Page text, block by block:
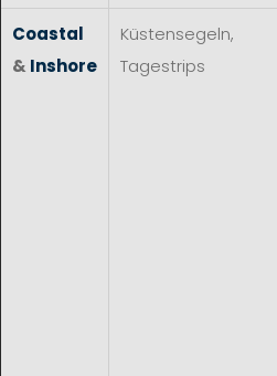
Coastal
& Inshore
Küstensegeln,
Tagestrips